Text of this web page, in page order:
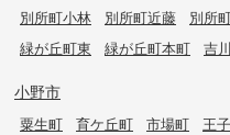
別所町小林
別所町近藤 別所
緑が丘町東
緑が丘町本町 吉
小野市
粟生町 育ケ丘町 市場町 王